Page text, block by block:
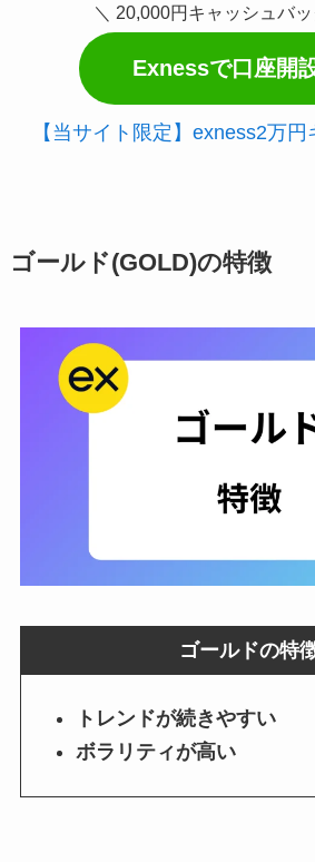
＼ 20,000円キャッシュバ
Exnessで口座開
【当サイト限定】exness2万
ゴールド(GOLD)の特徴
ゴールドの特
トレンドが続きやすい
ボラリティが高い